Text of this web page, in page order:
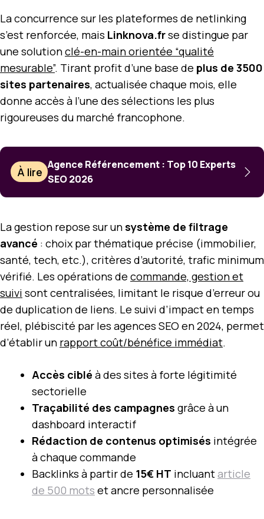
La concurrence sur les plateformes de netlinking
s’est renforcée, mais Linknova.frse distingue par
une solutionclé-en-main orientée “qualité
mesurable”. Tirant profit d’une base de plus de 3500
sites partenaires, actualisée chaque mois, elle
donne accès à l’une des sélections les plus
rigoureuses du marché francophone.
À lire
Agence Référencement : Top 10 Experts
SEO 2026
La gestion repose sur unsystème de filtrage
avancé : choix par thématique précise (immobilier,
santé, tech, etc.), critères d’autorité, trafic minimum
vérifié. Les opérations de commande, gestion et
suivi sont centralisées, limitant le risque d’erreur ou
de duplication de liens. Le suivi d’impact en temps
réel, plébiscité par les agences SEO en 2024, permet
d’établir un rapport coût/bénéfice immédiat.
Accès ciblé à des sites à forte légitimité
sectorielle
Traçabilité des campagnes grâce à un
dashboard interactif
Rédaction de contenus optimisés intégrée
à chaque commande
Backlinks à partir de 15€ HT incluantarticle
de 500 mots et ancre personnalisée